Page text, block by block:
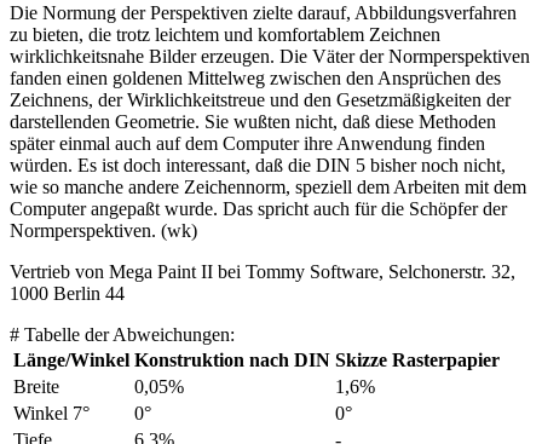
Die Normung der Perspektiven zielte darauf, Abbildungsverfahren
zu bieten, die trotz leichtem und komfortablem Zeichnen
wirklichkeitsnahe Bilder erzeugen. Die Väter der Normperspektiven
fanden einen goldenen Mittelweg zwischen den Ansprüchen des
Zeichnens, der Wirklichkeitstreue und den Gesetzmäßigkeiten der
darstellenden Geometrie. Sie wußten nicht, daß diese Methoden
später einmal auch auf dem Computer ihre Anwendung finden
würden. Es ist doch interessant, daß die DIN 5 bisher noch nicht,
wie so manche andere Zeichennorm, speziell dem Arbeiten mit dem
Computer angepaßt wurde. Das spricht auch für die Schöpfer der
Normperspektiven. (wk)
Vertrieb von Mega Paint II bei Tommy Software, Selchonerstr. 32,
1000 Berlin 44
# Tabelle der Abweichungen:
Länge/Winkel Konstruktion nach DIN Skizze Rasterpapier
Breite
0,05%
1,6%
Winkel 7°
0°
0°
Tiefe
6,3% -